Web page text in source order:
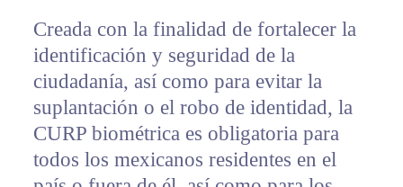
Creada con la finalidad de fortalecer la
identificación y seguridad de la
ciudadanía, así como para evitar la
suplantación o el robo de identidad, la
CURP biométrica es obligatoria para
todos los mexicanos residentes en el